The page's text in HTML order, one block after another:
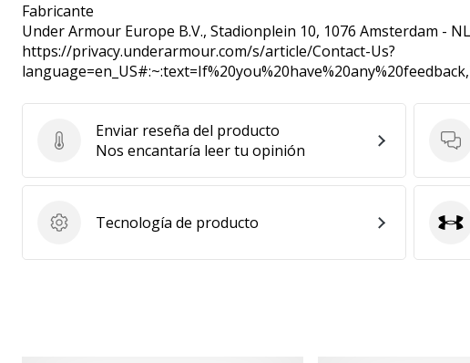
Fabricante
Under Armour Europe B.V., Stadionplein 10, 1076 Amsterdam - NL
https://privacy.underarmour.com/s/article/Contact-Us?
Enviar reseña del producto
Enviar reseña del producto
Nos encantaría leer tu opinión
Tecnología de producto
Tecnología de producto